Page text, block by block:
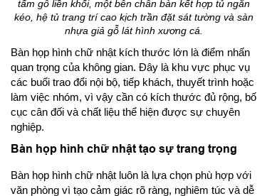
tấm gỗ liền khối, một bên chân bàn kết hợp tủ ngăn
kéo, hệ tủ trang trí cao kịch trần đặt sát tường và sàn
nhựa giả gỗ lát hình xương cá.
Bàn họp hình chữ nhật kích thước lớn là điểm nhấn
quan trọng của không gian. Đây là khu vực phục vụ
các buổi trao đổi nội bộ, tiếp khách, thuyết trình hoặc
làm việc nhóm, vì vậy cần có kích thước đủ rộng, bố
cục cân đối và chất liệu thể hiện được sự chuyên
nghiệp.
Bàn họp hình chữ nhật tạo sự trang trọng
Bàn họp hình chữ nhật luôn là lựa chọn phù hợp với
văn phòng vì tạo cảm giác rõ ràng, nghiêm túc và dễ